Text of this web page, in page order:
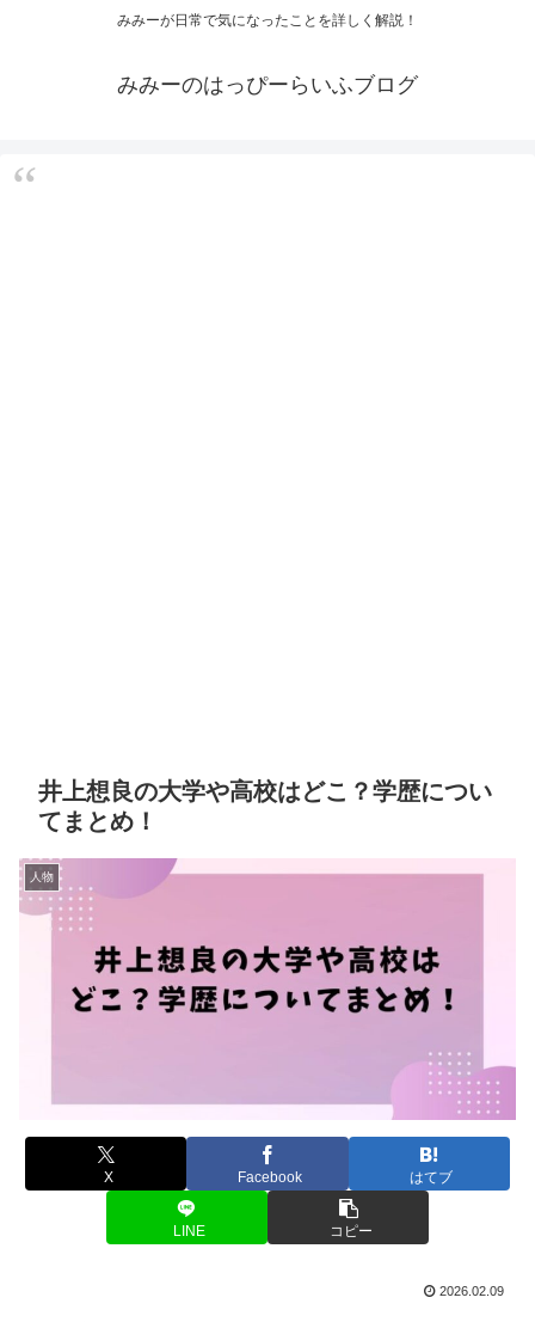
みみーが日常で気になったことを詳しく解説！
みみーのはっぴーらいふブログ
井上想良の大学や高校はどこ？学歴につい
てまとめ！
人物
X Facebook はてブ
LINE コピー
2026.02.09